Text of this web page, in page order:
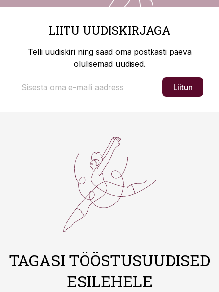
LIITU UUDISKIRJAGA
Telli uudiskiri ning saad oma postkasti päeva
olulisemad uudised.
Liitun
TAGASI TÖÖSTUSUUDISED
ESILEHELE